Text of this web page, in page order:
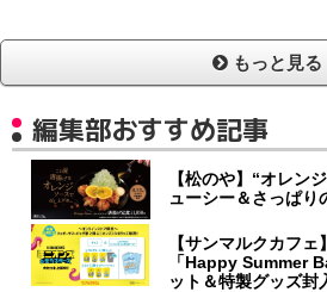
もっと見る
編集部おすすめ記事
【松のや】“オレ
ューシー＆さっぱり
【サンマルクカフ
「Happy Summer
ット＆特製グッズ封